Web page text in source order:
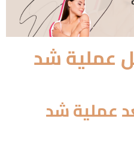
عملية شد
عملية شد